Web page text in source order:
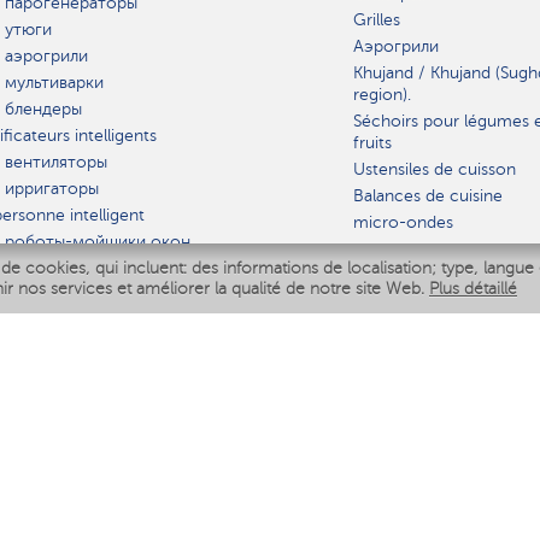
cookies, qui incluent: des informations de localisation; type,
nos services et améliorer la qualité de notre site Web. Plus détaillé
intelligents
intelligent
роботы-мойщики окон
intelligent
IQ Home
Grilles
Аэрогрили
Khujand / Khujand
region).
Séchoirs pour légumes
fruits
Ustensiles de cuisson
Balances de cuisine
micro-ondes
VAISSELLE